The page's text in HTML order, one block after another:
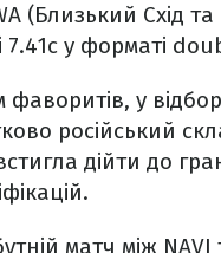
(Близький Схід
7.41c у форматі
фаворитів, у
російський
дійти до
матч між